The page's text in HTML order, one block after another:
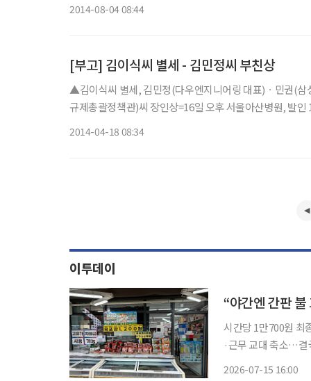
2014-08-04 08:44
[부고] 김이식씨 별세 - 김민정씨 부친상
▲김이식씨 별세, 김민정(다우엔지니어링 대표)ㆍ민권(
규제총괄정책관)씨 장인상=16일 오후 서울아산병원, 발
2014-04-18 08:34
이투데이
시간당 1만700원 최
·근무 교대 축소…
2026-07-15 16:00